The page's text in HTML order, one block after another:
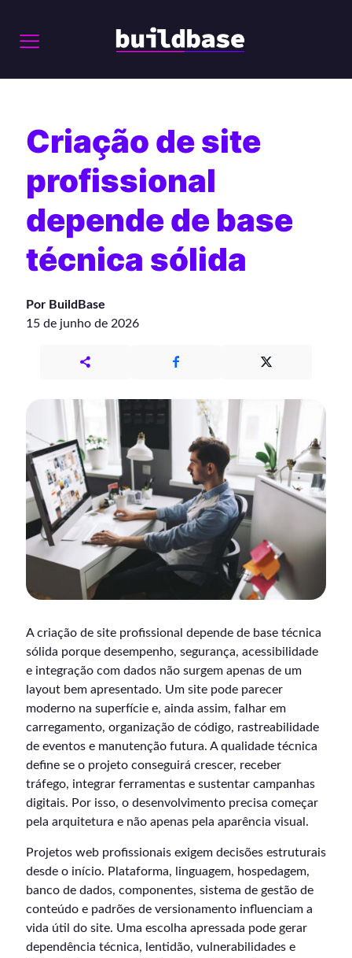
Criação de site
profissional
depende de base
técnica sólida
Por BuildBase
15 de junho de 2026
A criação de site profissional depende de base técnica
sólida porque desempenho, segurança, acessibilidade
e integração com dados não surgem apenas de um
layout bem apresentado. Um site pode parecer
moderno na superfície e, ainda assim, falhar em
carregamento, organização de código, rastreabilidade
de eventos e manutenção futura. A qualidade técnica
define se o projeto conseguirá crescer, receber
tráfego, integrar ferramentas e sustentar campanhas
digitais. Por isso, o desenvolvimento precisa começar
pela arquitetura e não apenas pela aparência visual.
Projetos web profissionais exigem decisões estruturais
desde o início. Plataforma, linguagem, hospedagem,
banco de dados, componentes, sistema de gestão de
conteúdo e padrões de versionamento influenciam a
vida útil do site. Uma escolha apressada pode gerar
dependência técnica, lentidão, vulnerabilidades e